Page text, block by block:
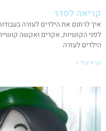
קריאה לסדר
איך לרתום את הילדים לעזרה
לפני הקושיות, אקדים ואקשה
הילדים לעזרה
קרא עוד »